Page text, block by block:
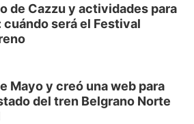
de Cazzu y actividades para
cuándo será el Festival
Mayo y creó una web para
del tren Belgrano Norte